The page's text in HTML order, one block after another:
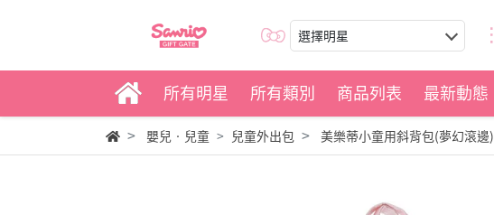
選擇明星
所有明星 所有類別 商品列表 最新動態
嬰兒‧兒童 兒童外出包 美樂蒂小童用斜背包(夢幻滾邊)